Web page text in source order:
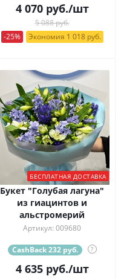
4 070руб./шт
5 088 руб.
-25%
Экономия 1 018 руб.
БЕСПЛАТНАЯ ДОСТАВКА
Букет "Голубая лагуна"
из гиацинтов и
альстромерий
Артикул: 009680
CashBack 232 руб. ?
4 635руб./шт